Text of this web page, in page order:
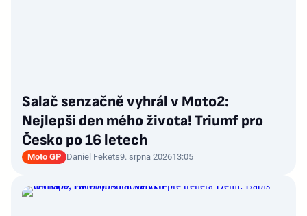
Salač senzačně vyhrál v Moto2:
Nejlepší den mého života! Triumf pro
Česko po 16 letech
Moto GP Daniel Fekets9. srpna 202613:05